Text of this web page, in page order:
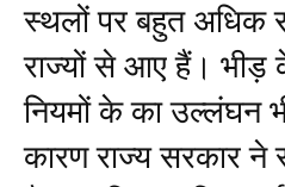
स्थलों पर बहुत अधिक
राज्यों से आए हैं। भीड़
नियमों के का उल्लंघन
कारण राज्य सरकार